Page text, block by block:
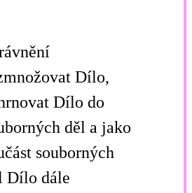
Dílo,
Dílo do
děl a jako
souborných
Dílo dále